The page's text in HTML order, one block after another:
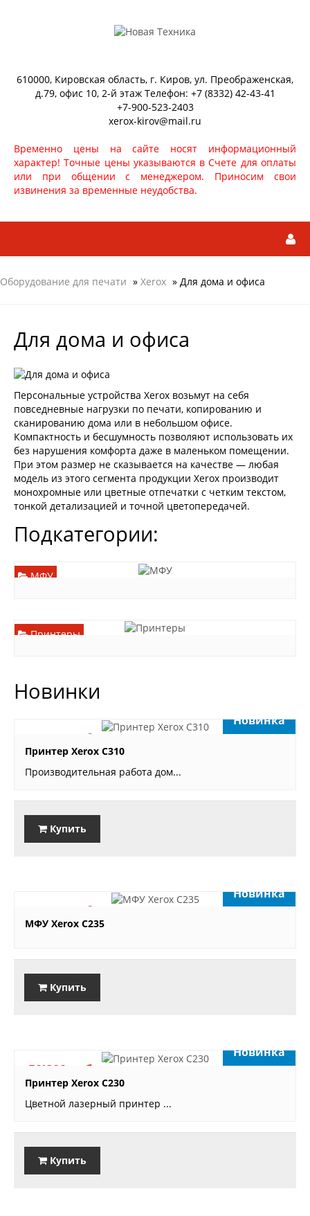
610000, Кировская область, г. Киров, ул. Преображенская,
д.79, офис 10, 2-й этаж Телефон: +7 (8332) 42-43-41
+7-900-523-2403
xerox-kirov@mail.ru
Временно цены на сайте носят информационный
характер! Точные цены указываются в Счете для оплаты
или при общении с менеджером. Приносим свои
извинения за временные неудобства.
Оборудование для печати » Xerox » Для дома и офиса
Для дома и офиса
Персональные устройства Xerox возьмут на себя
повседневные нагрузки по печати, копированию и
сканированию дома или в небольшом офисе.
Компактность и бесшумность позволяют использовать их
без нарушения комфорта даже в маленьком помещении.
При этом размер не сказывается на качестве — любая
модель из этого сегмента продукции Xerox производит
монохромные или цветные отпечатки с четким текстом,
тонкой детализацией и точной цветопередачей.
Подкатегории:
МФУ
Принтеры
Новинки
76'700 руб.
Новинка
Принтер Xerox С310
Производительная работа дом...
Купить
71'990 руб.
Новинка
МФУ Xerox С235
Купить
50'800 руб.
Новинка
Принтер Xerox С230
Цветной лазерный принтер ...
Купить